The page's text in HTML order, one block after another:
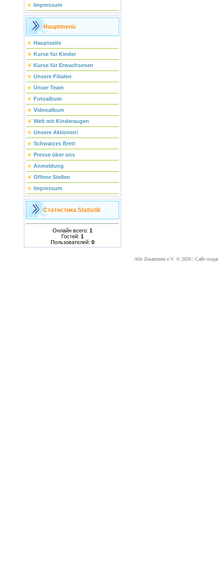
Impressum
Hauptmenü
Hauptseite
Kurse für Kinder
Kurse für Erwachsenen
Unsere Filialen
Unser Team
Fotoalbum
Videoalbum
Welt mit Kinderaugen
Unsere Aktionen!
Schwarzes Brett
Presse über uns
Anmeldung
Offene Stellen
Impressum
Статистика Statistik
Онлайн всего: 1
Гостей: 1
Пользователей: 0
Alle Zusammen e.V. © 2026 | Сайт